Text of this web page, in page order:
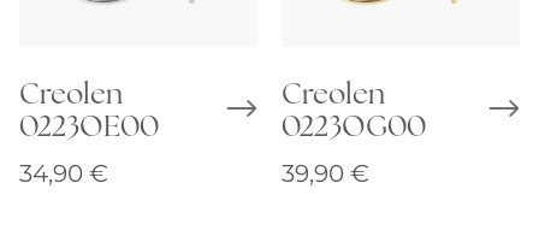
Creolen
0223OE00
34,90 €
Creolen
0223OG00
39,90 €